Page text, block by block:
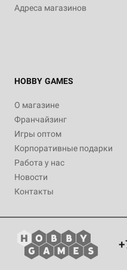
Адреса магазинов
HOBBY GAMES
О магазине
Франчайзинг
Игры оптом
Корпоративные подарки
Работа у нас
Новости
Контакты